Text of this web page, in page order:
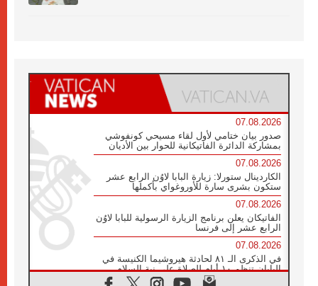
07.08.2026
صدور بيان ختامي لأول لقاء مسيحي كونفوشي
بمشاركة الدائرة الفاتيكانية للحوار بين الأديان
07.08.2026
الكاردينال ستورلا: زيارة البابا لاوُن الرابع عشر
ستكون بشرى سارة للأوروغواي بأكملها
07.08.2026
الفاتيكان يعلن برنامج الزيارة الرسولية للبابا لاوُن
الرابع عشر إلى فرنسا
07.08.2026
في الذكرى الـ ٨١ لحادثة هيروشيما الكنيسة في
اليابان تنظم ١٠ أيام للصلاة على نية السلام